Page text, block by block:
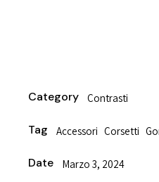
Category Contrasti
Tag Accessori Corsetti
Date Marzo 3, 2024